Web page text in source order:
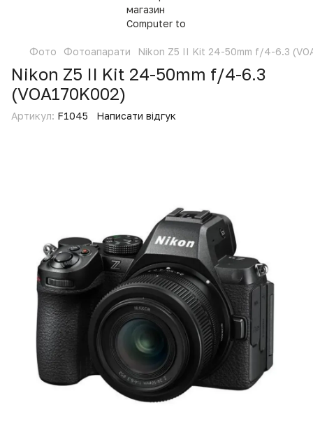
Фото Фотоапарати Nikon Z5 II Kit 24-50mm f/4-6.3
Nikon Z5 II Kit 24-50mm f/4-6.3
(VOA170K002)
Артикул: F1045 Написати відгук